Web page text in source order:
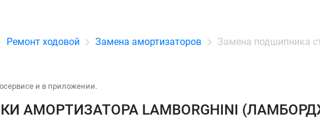
Ремонт ходовой Замена амортизаторов Замена подшипника
и в приложении.
АМОРТИЗАТОРА LAMBORGHINI